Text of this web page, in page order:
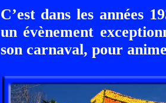
C’est dans les années
un évènement
son carnaval, pour